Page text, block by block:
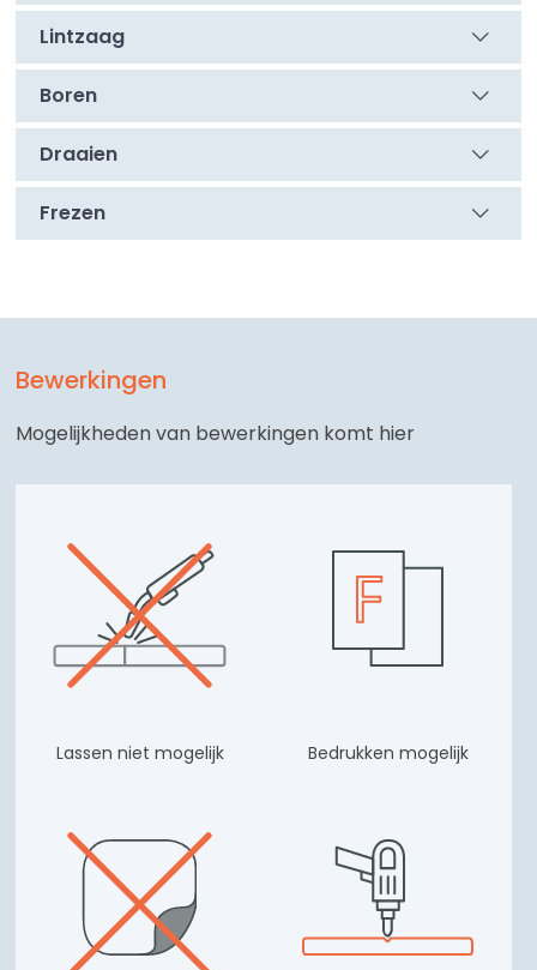
Lintzaag
Boren
Draaien
Frezen
Bewerkingen
Mogelijkheden van bewerkingen komt hier
Lassen niet mogelijk Bedrukken mogelijk